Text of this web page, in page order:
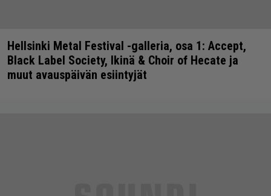
Hellsinki Metal Festival -galleria, osa 1: Accept,
Black Label Society, Ikinä & Choir of Hecate ja
muut avauspäivän esiintyjät